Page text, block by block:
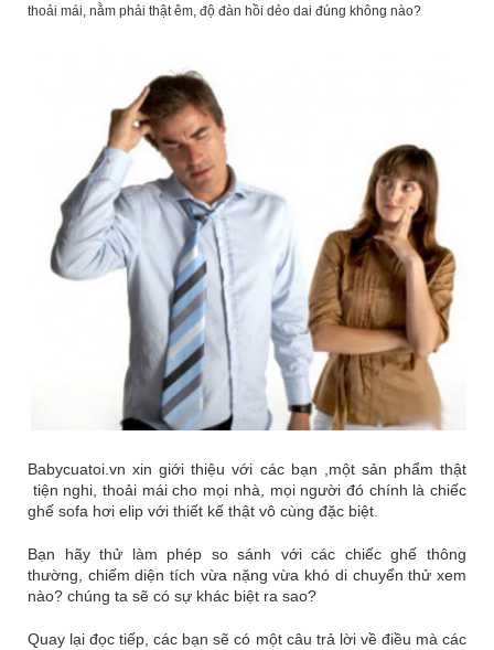
thoải mái, nằm phải thật êm, độ đàn hồi dẻo dai đúng không nào?
Babycuatoi.vn xin giới thiệu với các bạn ,một sản phẩm thật
tiện nghi, thoải mái cho mọi nhà, mọi người đó chính là chiếc
ghế sofa hơi elip với thiết kế thật vô cùng đặc biệt.
Bạn hãy thử làm phép so sánh với các chiếc ghế thông
thường, chiếm diện tích vừa nặng vừa khó di chuyển thử xem
nào? chúng ta sẽ có sự khác biệt ra sao?
Quay lại đọc tiếp, các bạn sẽ có một câu trả lời về điều mà các